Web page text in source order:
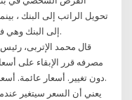
إلى البنك وهي فائدة ثابتة ، وتصل فترة السداد إلى 7 سنوات.
قال محمد الإتربى،
مصرفه قرر الإبقاء على
دون تغيير. أسعار عائمة.